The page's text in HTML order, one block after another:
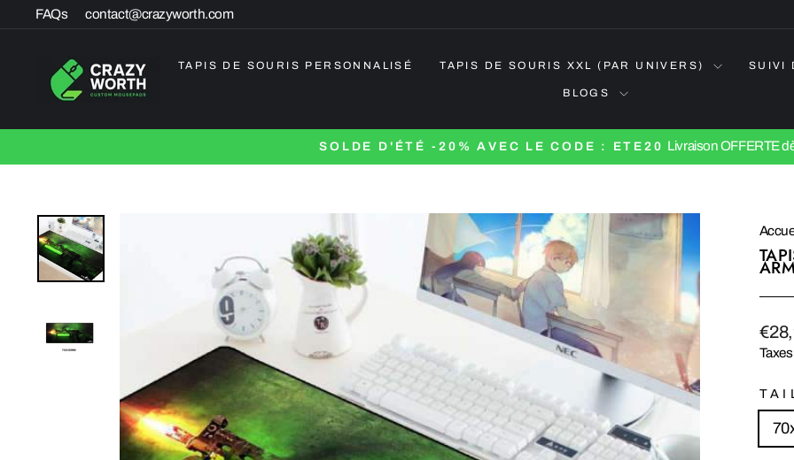
PasserFAQs contact@crazyworth.com
TAPIS DE SOURIS PERSONNALISÉ TAPIS DE SOURIS XXL (PAR UNIVERS) SUIVI
BLOGS
Diaporama
SOLDE D'ÉTÉ -20% AVEC LE CODE : ETE20 Livraison OFFERTE
Prix